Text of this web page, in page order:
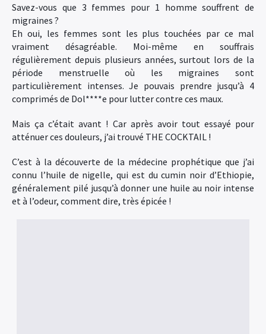
Savez-vous que 3 femmes pour 1 homme souffrent de
migraines ?
Eh oui, les femmes sont les plus touchées par ce mal
vraiment désagréable. Moi-même en souffrais
régulièrement depuis plusieurs années, surtout lors de la
période menstruelle où les migraines sont
particulièrement intenses. Je pouvais prendre jusqu’à 4
comprimés de Dol****e pour lutter contre ces maux.
Mais ça c’était avant ! Car après avoir tout essayé pour
atténuer ces douleurs, j’ai trouvé THE COCKTAIL !
C’est à la découverte de la médecine prophétique que j’ai
connu l’huile de nigelle, qui est du cumin noir d’Ethiopie,
généralement pilé jusqu’à donner une huile au noir intense
et à l’odeur, comment dire, très épicée !